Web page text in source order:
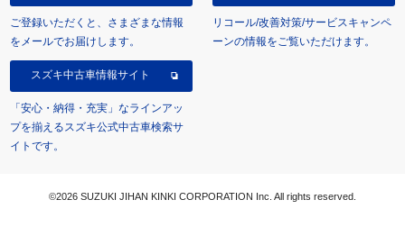
ご登録いただくと、さまざまな情報
をメールでお届けします。
リコール/改善対策/サービスキャンペ
ーンの情報をご覧いただけます。
スズキ中古車情報サイト
「安心・納得・充実」なラインアッ
プを揃えるスズキ公式中古車検索サ
イトです。
©2026 SUZUKI JIHAN KINKI CORPORATION Inc. All rights reserved.